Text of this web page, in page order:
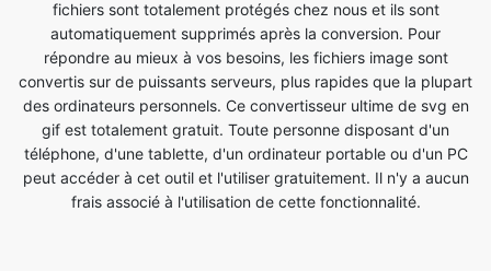
des ordinateurs personnels. Ce convertisseur ultime de svg en
gif est totalement gratuit. Toute personne disposant d'un
téléphone, d'une tablette, d'un ordinateur portable ou d'un PC
peut accéder à cet outil et l'utiliser gratuitement. Il n'y a aucun
frais associé à l'utilisation de cette fonctionnalité.